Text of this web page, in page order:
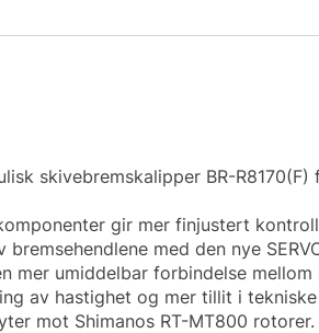
skivebremskalipper BR-R8170(F)
gir mer finjustert
med den nye
mer umiddelbar forbindelse
av hastighet og mer tillit i
mot Shimanos RT-MT800